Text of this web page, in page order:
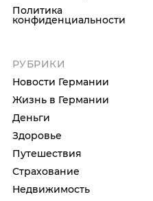
Политика
конфиденциальности
РУБРИКИ
Новости Германии
Жизнь в Германии
Деньги
Здоровье
Путешествия
Страхование
Недвижимость